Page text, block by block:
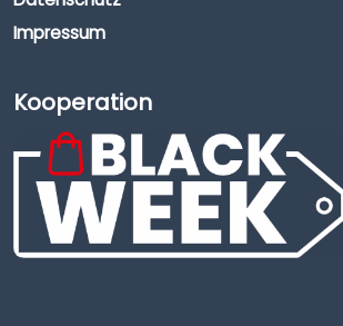
Impressum
Kooperation